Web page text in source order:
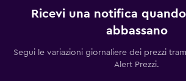
Ricevi una notifica
abbassano
Segui le variazioni giornaliere dei prezzi
Alert Prezzi.